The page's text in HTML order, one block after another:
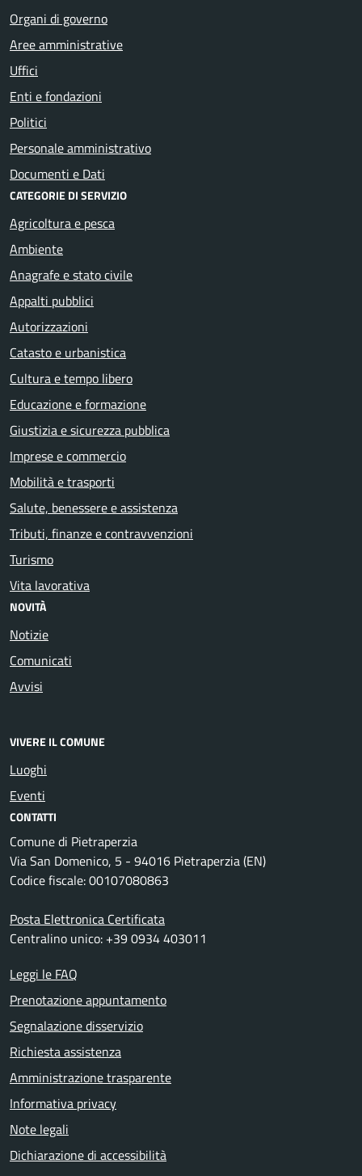
Organi di governo
Aree amministrative
Uffici
Enti e fondazioni
Politici
Personale amministrativo
Documenti e Dati
CATEGORIE DI SERVIZIO
Agricoltura e pesca
Ambiente
Anagrafe e stato civile
Appalti pubblici
Autorizzazioni
Catasto e urbanistica
Cultura e tempo libero
Educazione e formazione
Giustizia e sicurezza pubblica
Imprese e commercio
Mobilità e trasporti
Salute, benessere e assistenza
Tributi, finanze e contravvenzioni
Turismo
Vita lavorativa
NOVITÀ
Notizie
Comunicati
Avvisi
VIVERE IL COMUNE
Luoghi
Eventi
CONTATTI
Comune di Pietraperzia
Via San Domenico, 5 - 94016 Pietraperzia (EN)
Codice fiscale: 00107080863
Posta Elettronica Certificata
Centralino unico: +39 0934 403011
Leggi le FAQ
Prenotazione appuntamento
Segnalazione disservizio
Richiesta assistenza
Amministrazione trasparente
Informativa privacy
Note legali
Dichiarazione di accessibilità